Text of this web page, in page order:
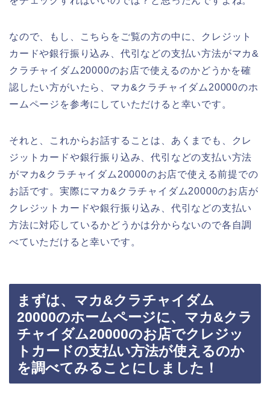
なので、もし、こちらをご覧の方の中に、クレジット
カードや銀行振り込み、代引などの支払い方法がマカ&
クラチャイダム20000のお店で使えるのかどうかを確
認したい方がいたら、マカ&クラチャイダム20000のホ
ームページを参考にしていただけると幸いです。
それと、これからお話することは、あくまでも、クレ
ジットカードや銀行振り込み、代引などの支払い方法
がマカ&クラチャイダム20000のお店で使える前提での
お話です。実際にマカ&クラチャイダム20000のお店が
クレジットカードや銀行振り込み、代引などの支払い
方法に対応しているかどうかは分からないので各自調
べていただけると幸いです。
まずは、マカ&クラチャイダム
20000のホームページに、マカ&クラ
チャイダム20000のお店でクレジッ
トカードの支払い方法が使えるのか
を調べてみることにしました！